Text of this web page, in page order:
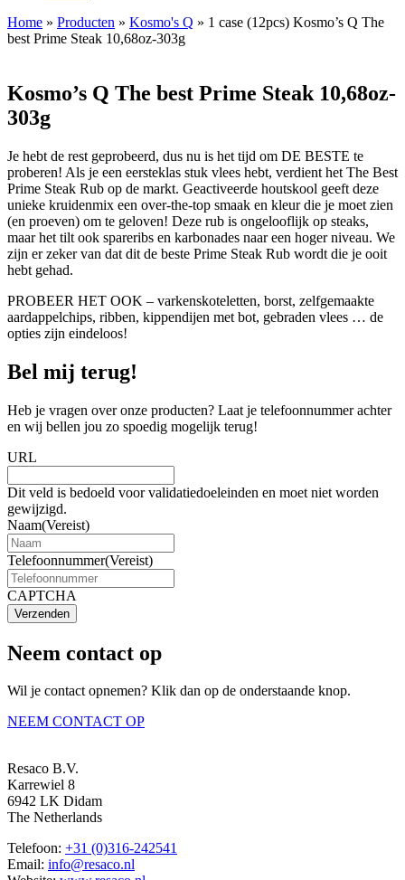
Home » Producten » Kosmo's Q » 1 case (12pcs) Kosmo’s Q The
best Prime Steak 10,68oz-303g
Kosmo’s Q The best Prime Steak 10,68oz-
303g
Je hebt de rest geprobeerd, dus nu is het tijd om DE BESTE te
proberen! Als je een eersteklas stuk vlees hebt, verdient het The Best
Prime Steak Rub op de markt. Geactiveerde houtskool geeft deze
unieke kruidenmix een over-the-top smaak en kleur die je moet zien
(en proeven) om te geloven! Deze rub is ongelooflijk op steaks,
maar het tilt ook spareribs en karbonades naar een hoger niveau. We
zijn er zeker van dat dit de beste Prime Steak Rub wordt die je ooit
hebt gehad.
PROBEER HET OOK – varkenskoteletten, borst, zelfgemaakte
aardappelchips, ribben, kippendijen met bot, gebraden vlees … de
opties zijn eindeloos!
Bel mij terug!
Heb je vragen over onze producten? Laat je telefoonnummer achter
en wij bellen jou zo spoedig mogelijk terug!
URL
Dit veld is bedoeld voor validatiedoeleinden en moet niet worden
gewijzigd.
Naam(Vereist)
Telefoonnummer(Vereist)
CAPTCHA
Verzenden
Neem contact op
Wil je contact opnemen? Klik dan op de onderstaande knop.
NEEM CONTACT OP
Resaco B.V.
Karrewiel 8
6942 LK Didam
The Netherlands
Telefoon: +31 (0)316-242541
Email: info@resaco.nl